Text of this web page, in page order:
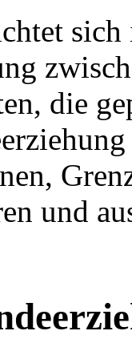
die
und